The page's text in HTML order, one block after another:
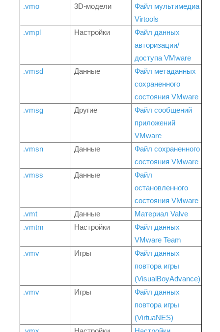
.vmo
3D-модели
Файл мультимедиа
Virtools
.vmpl
Настройки
Файл данных
авторизации/
доступа VMware
.vmsd
Данные
Файл метаданных
сохраненного
состояния VMware
.vmsg
Другие
Файл сообщений
приложений
VMware
.vmsn
Данные
Файл сохраненного
состояния VMware
.vmss
Данные
Файл
остановленного
состояния VMware
.vmt
Данные
Материал Valve
.vmtm
Настройки
Файл данных
VMware Team
.vmv
Игры
Файл данных
повтора игры
(VisualBoyAdvance)
.vmv
Игры
Файл данных
повтора игры
(VirtuaNES)